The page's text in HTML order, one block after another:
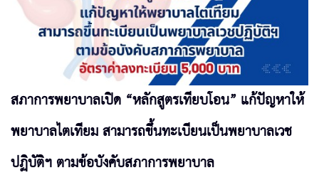
สภาการพยาบาลเปิด “หลักสูตรเทียบโอน” แก้ปัญหาให้
พยาบาลไตเทียม สามารถขึ้นทะเบียนเป็นพยาบาลเวช
ปฏิบัติฯ ตามข้อบังคับสภาการพยาบาล